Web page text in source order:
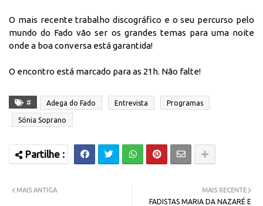
O mais recente trabalho discográfico e o seu percurso pelo
mundo do Fado vão ser os grandes temas para uma noite
onde a boa conversa está garantida!
O encontro está marcado para as 21h. Não falte!
# Adega do Fado Entrevista Programas
Sónia Soprano
MAIS RECENTE
FADISTAS MARIA DA NAZARÉ E
MAIS ANTIGA